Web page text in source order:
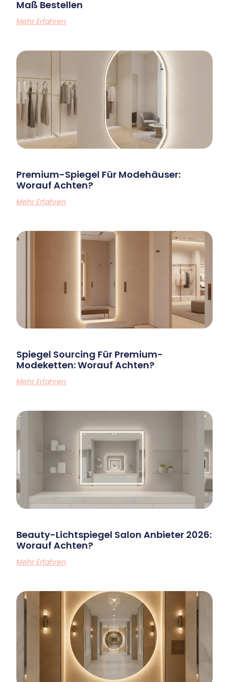
Maß Bestellen
Mehr Erfahren
Premium-Spiegel Für Modehäuser:
Worauf Achten?
Mehr Erfahren
Spiegel Sourcing Für Premium-
Modeketten: Worauf Achten?
Mehr Erfahren
Beauty-Lichtspiegel Salon Anbieter 2026:
Worauf Achten?
Mehr Erfahren